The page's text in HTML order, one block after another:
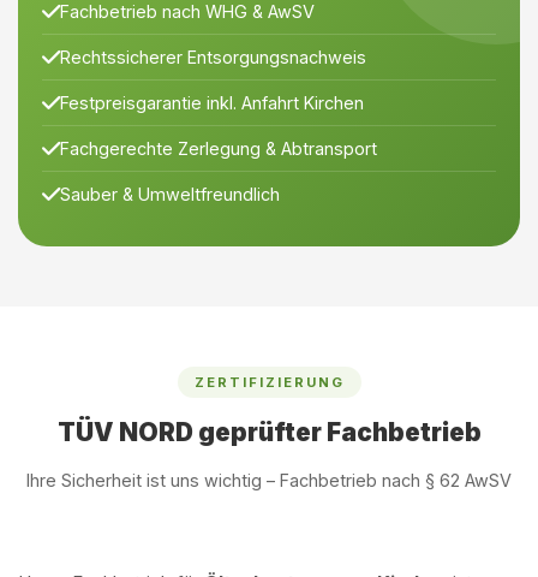
Fachbetrieb nach WHG & AwSV
Rechtssicherer Entsorgungsnachweis
Festpreisgarantie inkl. Anfahrt Kirchen
Fachgerechte Zerlegung & Abtransport
Sauber & Umweltfreundlich
ZERTIFIZIERUNG
TÜV NORD geprüfter Fachbetrieb
Ihre Sicherheit ist uns wichtig – Fachbetrieb nach § 62 AwSV